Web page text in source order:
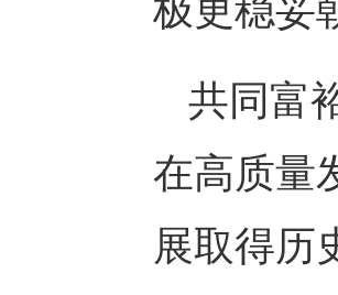
极更稳妥
共同富
在高质量
展取得历